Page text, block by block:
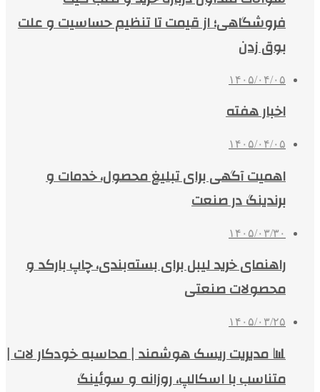
فروشگاهی؛ از قیمت تا تنظیم حساسیت و علت
بوق زدن
۱۴۰۵/۰۴/۰۵
اخبار هفته
۱۴۰۵/۰۴/۰۵
اهمیت آگهی برای تبلیغ محصول، خدمات و
برندینگ در صنعت
۱۴۰۵/۰۳/۳۰
راهنمای خرید لیبل برای بسته‌بندی، چاپ بارکد و
محصولات صنعتی
۱۴۰۵/۰۳/۲۵
📊 مدیریت ریسک هوشمند | محاسبه خودکار لات |
متناسب با اسکالپ، روزانه و سوئینگ